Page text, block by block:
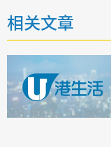
相关文章